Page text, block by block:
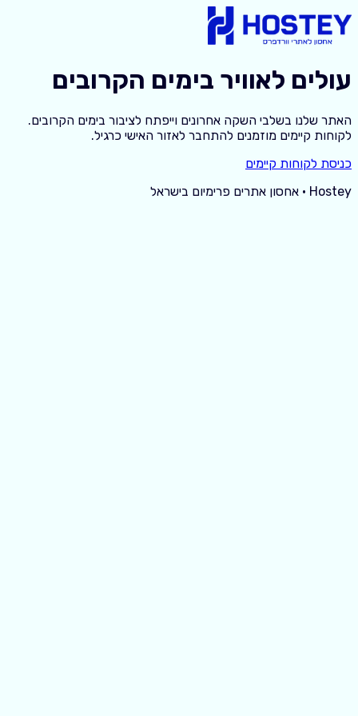
עולים לאוויר בימים הקרובים
האתר שלנו בשלבי השקה אחרונים וייפתח לציבור בימים הקרובים.
לקוחות קיימים מוזמנים להתחבר לאזור האישי כרגיל.
כניסת לקוחות קיימים
Hostey · אחסון אתרים פרימיום בישראל